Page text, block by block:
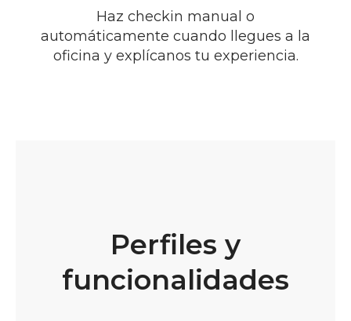
Haz checkin manual o
automáticamente cuando llegues a la
oficina y explícanos tu experiencia.
Perfiles y
funcionalidades